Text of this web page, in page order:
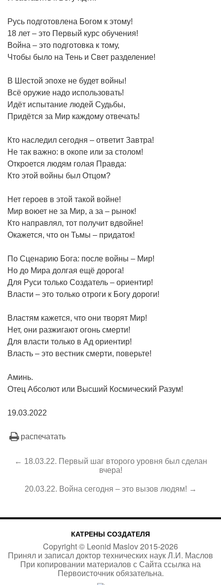
Русь подготовлена Богом к этому!
18 лет – это Первый курс обучения!
Война – это подготовка к тому,
Чтобы было на Тень и Свет разделение!
В Шестой эпохе не будет войны!
Всё оружие надо использовать!
Идёт испытание людей Судьбы,
Придётся за Мир каждому отвечать!
Кто наследил сегодня – ответит Завтра!
Не так важно: в окопе или за столом!
Откроется людям голая Правда:
Кто этой войны был Отцом?
Нет героев в этой такой войне!
Мир воюет не за Мир, а за – рынок!
Кто направлял, тот получит вдвойне!
Окажется, что он Тьмы – придаток!
По Сценарию Бога: после войны – Мир!
Но до Мира долгая ещё дорога!
Для Руси только Создатель – ориентир!
Власти – это только отроги к Богу дороги!
Властям кажется, что они творят Мир!
Нет, они разжигают огонь смерти!
Для власти только в Ад ориентир!
Власть – это вестник смерти, поверьте!
Аминь.
Отец Абсолют или Высший Космический Разум!
19.03.2022
распечатать
← 18.03.22. Первый шаг второго уровня был сделан
вчера!
20.03.22. Война сегодня – это вызов людям! →
КАТРЕНЫ СОЗДАТЕЛЯ
Copyright © Leonid Maslov2015-2026
Принял и записал доктор технических наук Л.И. Маслов
При копировании материалов с Сайтассылка на
Первоисточникобязательна.